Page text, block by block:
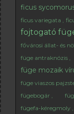
ficus
ficus variegata
fojtogató
fővárosi állat- és
füge antraknózis
füge mozaik
füge viaszos
fügebogár
fügefa-kéregmoly